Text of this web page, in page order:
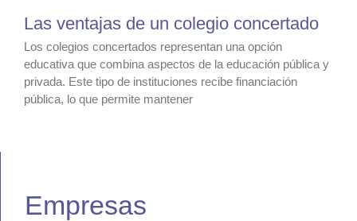
Las ventajas de un colegio concertado
Los colegios concertados representan una opción
educativa que combina aspectos de la educación pública y
privada. Este tipo de instituciones recibe financiación
pública, lo que permite mantener
Empresas